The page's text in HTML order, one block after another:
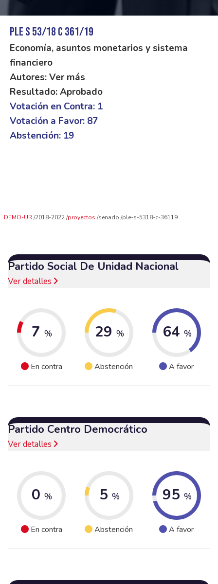
PLE S 53/18 C 361/19
Economía, asuntos monetarios y sistema
financiero
Autores: Ver más
Resultado: Aprobado
Votación en Contra: 1
Votación a Favor: 87
Abstención: 19
DEMO-UR 2018-2022 proyectos senado ple-s-5318-c-36119
Partido Social De Unidad Nacional
Ver detalles
7 %
En contra
29 %
Abstención
64 %
A favor
Partido Centro Democrático
Ver detalles
0 %
En contra
5 %
Abstención
95 %
A favor